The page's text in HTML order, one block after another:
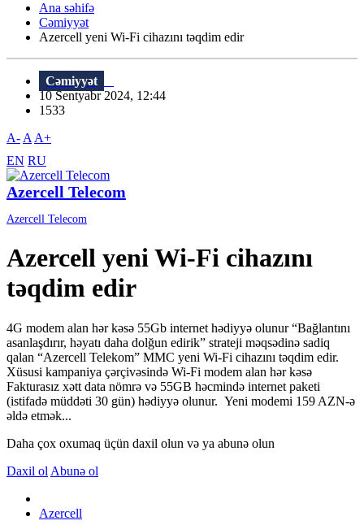
Ana səhifə
Cəmiyyət
Azercell yeni Wi-Fi cihazını təqdim edir
Cəmiyyət
10 Sentyabr 2024, 12:44
1533
A- A A+
EN RU
Azercell Telecom
Azercell Telecom
Azercell yeni Wi-Fi cihazını
təqdim edir
4G modem alan hər kəsə 55Gb internet hədiyyə olunur “Bağlantını
asanlaşdırır, həyatı daha dolğun edirik” strateji məqsədinə sadiq
qalan “Azercell Telekom” MMC yeni Wi-Fi cihazını təqdim edir.
Xüsusi kampaniya çərçivəsində Wi-Fi modem alan hər kəsə
Fakturasız xətt data nömrə və 55GB həcmində internet paketi
(istifadə müddəti 30 gün) hədiyyə olunur. Yeni modemi 159 AZN-ə
əldə etmək...
Daha çox oxumaq üçün daxil olun və ya abunə olun
Daxil ol Abunə ol
Azercell